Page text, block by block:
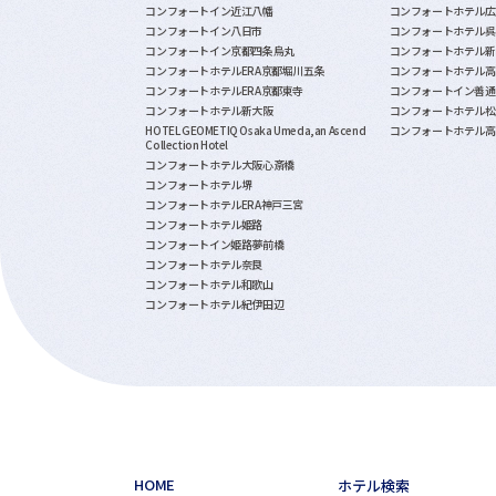
コンフォートイン近江八幡
コンフォートイン八日市
コンフォートイン京都四条烏丸
コンフォートホテルERA京都堀川五条
コンフォートホテルERA京都東寺
コンフォートホテル新大阪
HOTEL GEOMETIQ Osaka Umeda,an Ascend
Collection Hotel
コンフォートホテル大阪心斎橋
コンフォートホテル堺
コンフォートホテルERA神戸三宮
コンフォートホテル姫路
コンフォートイン姫路夢前橋
コンフォートホテル奈良
コンフォートホテル和歌山
コンフォートホテル紀伊田辺
コンフォートホテル
コンフォートホテル呉
コンフォートホテル
コンフォートホテル
コンフォートイン善
コンフォートホテル
コンフォートホテル
HOME ホテル検索